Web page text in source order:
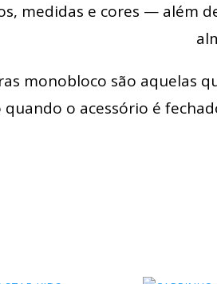
medidas e cores — além
monobloco são aquelas
quando o acessório é